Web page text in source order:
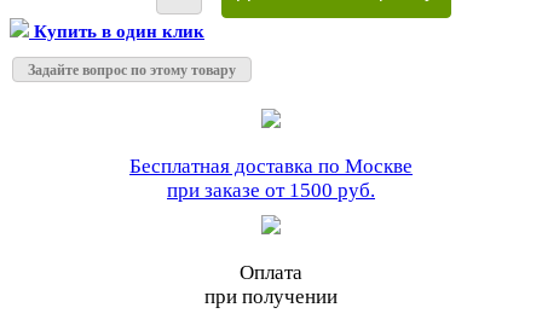
Купить в один клик
Задайте вопрос по этому товару
Бесплатная доставка по Москве
при заказе от 1500 руб.
Оплата
при получении